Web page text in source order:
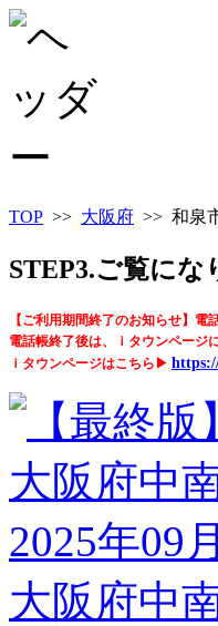
TOP >> 大阪府 >> 和泉
STEP3.ご覧に
【ご利用期間終了のお知らせ】
電話帳終了後は、ｉタウンページ
ｉタウンページはこちら▶
大阪府中